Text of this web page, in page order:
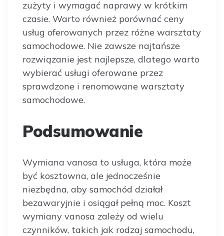
zużyty i wymagać naprawy w krótkim
czasie. Warto również porównać ceny
usług oferowanych przez różne warsztaty
samochodowe. Nie zawsze najtańsze
rozwiązanie jest najlepsze, dlatego warto
wybierać usługi oferowane przez
sprawdzone i renomowane warsztaty
samochodowe.
Podsumowanie
Wymiana vanosa to usługa, która może
być kosztowna, ale jednocześnie
niezbędna, aby samochód działał
bezawaryjnie i osiągał pełną moc. Koszt
wymiany vanosa zależy od wielu
czynników, takich jak rodzaj samochodu,